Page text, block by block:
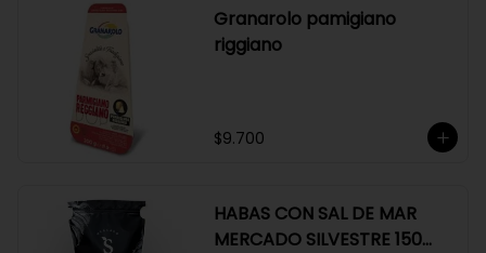
Granarolo pamigiano
riggiano
$9.700
HABAS CON SAL DE MAR
MERCADO SILVESTRE 150